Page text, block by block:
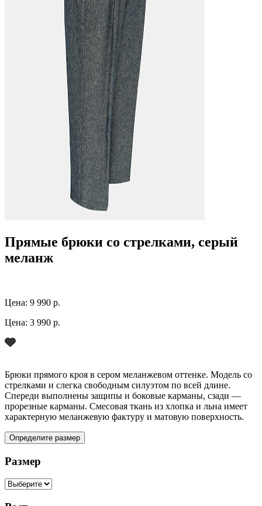
Прямые брюки со стрелками, серый
меланж
Цена: 9 990 р.
Цена: 3 990 р.
Брюки прямого кроя в сером меланжевом оттенке. Модель со
стрелками и слегка свободным силуэтом по всей длине.
Спереди выполнены защипы и боковые карманы, сзади —
прорезные карманы. Смесовая ткань из хлопка и льна имеет
характерную меланжевую фактуру и матовую поверхность.
Определите размер
Размер